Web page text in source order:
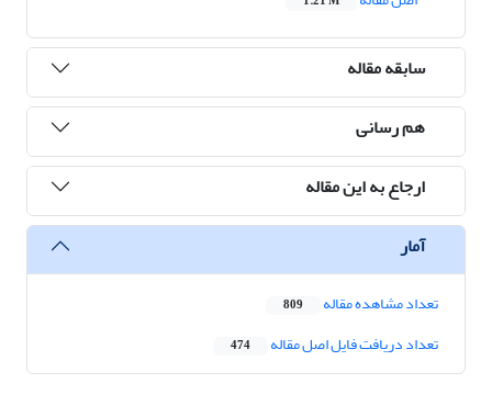
سابقه مقاله
هم رسانی
ارجاع به این مقاله
آمار
تعداد مشاهده مقاله 809
تعداد دریافت فایل اصل مقاله 474